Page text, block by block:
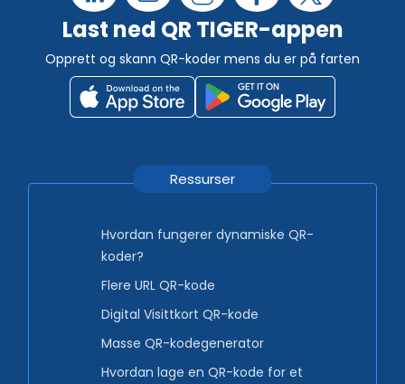
Last ned QR TIGER-appen
Opprett og skann QR-koder mens du er på farten
Ressurser
Hvordan fungerer dynamiske QR-
koder?
Flere URL QR-kode
Digital Visittkort QR-kode
Masse QR-kodegenerator
Hvordan lage en QR-kode for et